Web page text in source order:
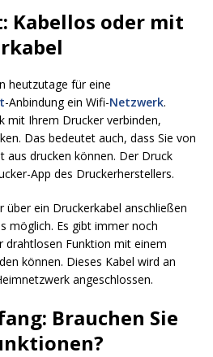
Kabellos oder mit
heutzutage für eine
-Anbindung ein Wifi-Netzwerk.
mit Ihrem Drucker verbinden,
Das bedeutet auch, dass Sie von
aus drucken können. Der Druck
App des Druckerherstellers.
über ein Druckerkabel anschließen
möglich. Es gibt immer noch
drahtlosen Funktion mit einem
können. Dieses Kabel wird an
angeschlossen.
Brauchen Sie